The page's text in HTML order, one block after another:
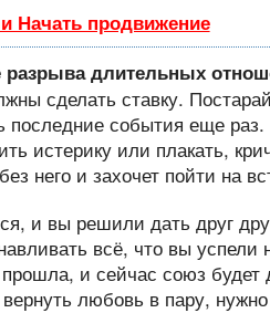
Начать продвижение
длительных
сделать ставку.
последние события еще
истерику или плакать,
него и захочет пойти на
и вы решили дать друг
всё, что вы
и сейчас союз
любовь в пару,